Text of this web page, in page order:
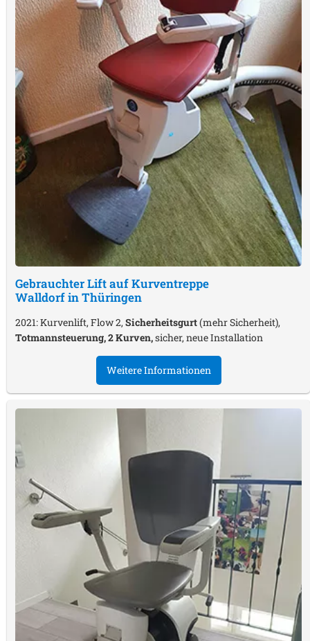
Gebrauchter Lift auf Kurventreppe
Walldorf in Thüringen
2021: Kurvenlift, Flow 2, Sicherheitsgurt(mehr Sicherheit),
Totmannsteuerung, 2 Kurven,sicher, neue Installation
Weitere Informationen